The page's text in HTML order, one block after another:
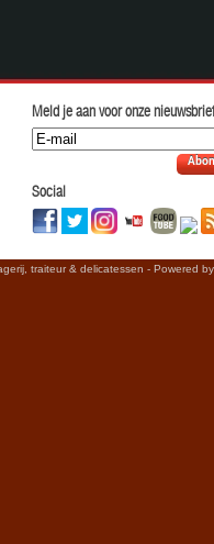
Meld je aan voor onze
Social
traiteur & delicatessen - Powered